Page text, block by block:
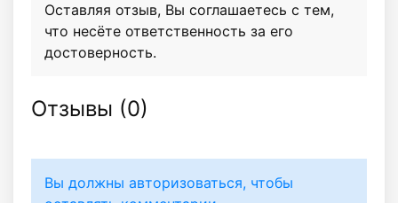
Оставляя отзыв, Вы соглашаетесь с тем,
что несёте ответственность за его
достоверность.
Отзывы (0)
Вы должны авторизоваться, чтобы